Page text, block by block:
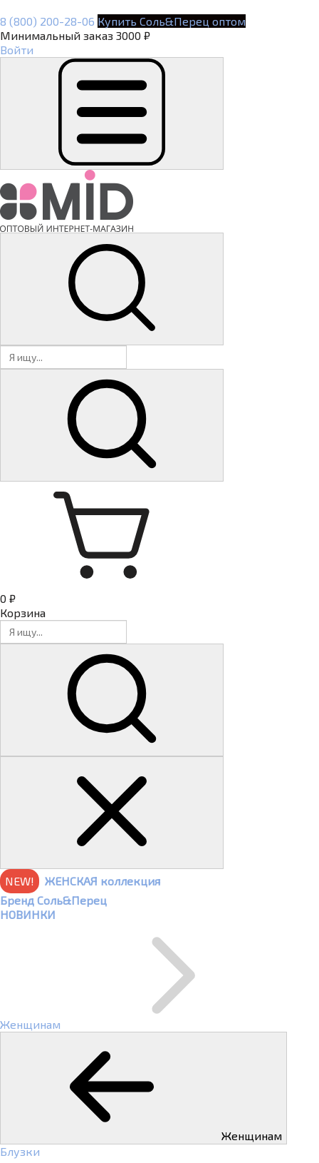
8 (800) 200-28-06 Купить Соль&Перец оптом
Минимальный заказ 3000 ₽
Войти
0 ₽
Корзина
NEW!
ЖЕНСКАЯ коллекция
Бренд Соль&Перец
НОВИНКИ
Женщинам
Женщинам
Блузки